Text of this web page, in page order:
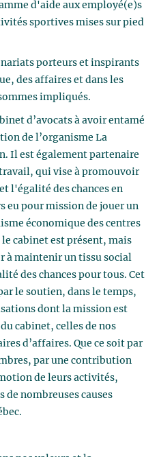
d'aide aux employé(e)s
sportives mises sur pied
porteurs et inspirants
des affaires et dans les
impliqués.
d’avocats à avoir entamé
de l’organisme La
Il est également partenaire
qui vise à promouvoir
l'égalité des chances en
eu pour mission de jouer un
économique des centres
cabinet est présent, mais
à maintenir un tissu social
des chances pour tous. Cet
le soutien, dans le temps,
dont la mission est
cabinet, celles de nos
d’affaires. Que ce soit par
par une contribution
de leurs activités,
de nombreuses causes